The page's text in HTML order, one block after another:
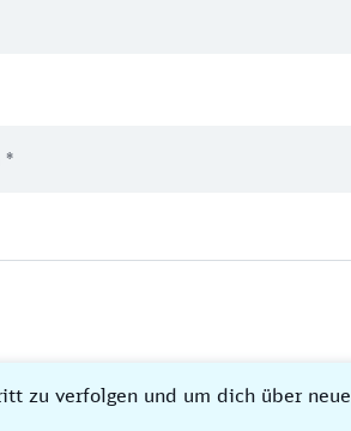
zu verfolgen und um dich über neue